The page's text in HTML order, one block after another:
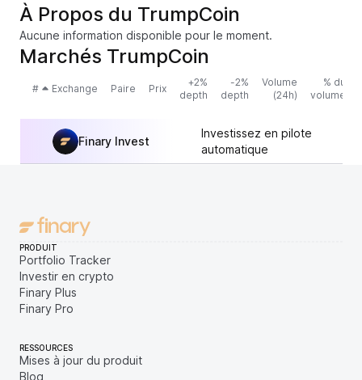
À Propos du TrumpCoin
Aucune information disponible pour le moment.
Marchés TrumpCoin
# Exchange Paire Prix
+2%
depth
-2%
depth
Volume
(24h)
% du
volume
Finary Invest
Investissez en pilote
automatique
PRODUIT
Portfolio Tracker
Investir en crypto
Finary Plus
Finary Pro
RESSOURCES
Mises à jour du produit
Blog